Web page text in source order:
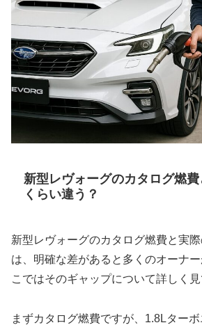
新型レヴォーグのカタログ燃
くらい違う？
新型レヴォーグのカタログ燃費と実
は、明確な差があると多くのオーナ
こではそのギャップについて詳しく見
まずカタログ燃費ですが、1.8Lター